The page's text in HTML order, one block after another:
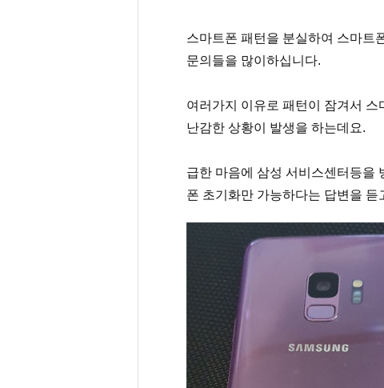
스마트폰 패턴을 분실하여 스마트
문의들을 많이하십니다.
여러가지 이유로 패턴이 잠겨서 스
난감한 상황이 발생을 하는데요.
급한 마음에 삼성 서비스센터등을
폰 초기화만 가능하다는 답변을 듣